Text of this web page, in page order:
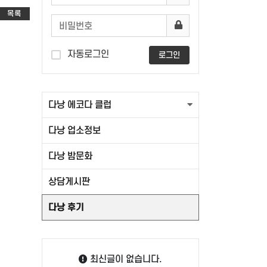
목록
자동로그인 로그인
다낭 에코다 클럽
다낭 업소정보
다낭 밤문화
상담게시판
다낭 후기
최신글이 없습니다.